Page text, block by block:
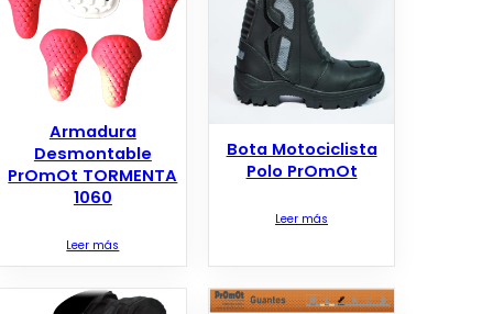
Armadura
Desmontable
PrOmOt TORMENTA
1060
Leer más
Bota Motociclista
Polo PrOmOt
Leer más